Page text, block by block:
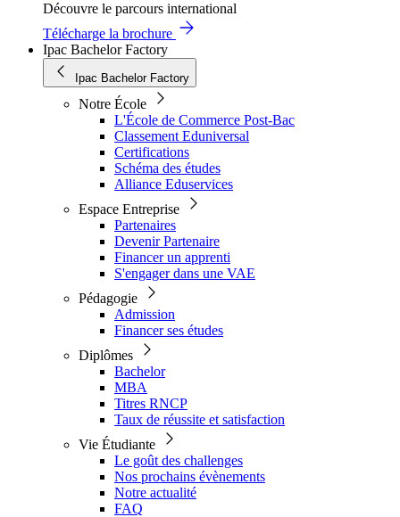
Découvre le parcours international
Télécharge la brochure
Ipac Bachelor Factory
Ipac Bachelor Factory
Notre École
L'École de Commerce Post-Bac
Classement Eduniversal
Certifications
Schéma des études
Alliance Eduservices
Espace Entreprise
Partenaires
Devenir Partenaire
Financer un apprenti
S'engager dans une VAE
Pédagogie
Admission
Financer ses études
Diplômes
Bachelor
MBA
Titres RNCP
Taux de réussite et satisfaction
Vie Étudiante
Le goût des challenges
Nos prochains évènements
Notre actualité
FAQ